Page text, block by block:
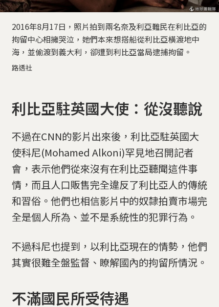
2016年8月17日，照片拍到兩名奈及利亞難民在利比亞的
拘留中心相擁哭泣，她們本來想搭船從利比亞橫渡地中
海，並偷渡到義大利，卻遭到利比亞當局逮捕拘留。
路透社
利比亞駐英國大使：從沒聽說
不過在CNN的影片出來後，利比亞駐英國大
使科尼(Mohamed Alkoni)罕見地召開記者
會，表示他們從來沒有在利比亞聽聞這件事
情，而且人口販售完全違反了利比亞人的傳統
和習俗。他們也相信影片中的奴隸拍賣市場完
全是個人所為、並不是系統性的犯罪行為。
不過科尼也提到，以利比亞現在的情勢，他們
其實很難全盤監督、瞭解國內的拘留所情況。
不滿國民所受待遇